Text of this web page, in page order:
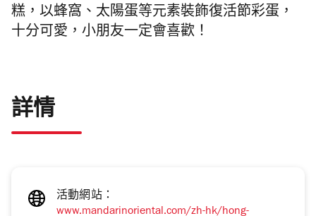
糕，以蜂窩、太陽蛋等元素裝飾復活節彩蛋，
十分可愛，小朋友一定會喜歡！
詳情
活動網站：
www.mandarinoriental.com/zh-hk/hong-